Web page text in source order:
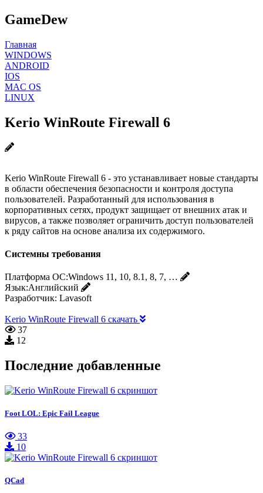
GameDew
Главная
WINDOWS
ANDROID
IOS
MAC OS
LINUX
Kerio WinRoute Firewall 6
Kerio WinRoute Firewall 6 - это устанавливает новые стандарты
в области обеспечения безопасности и контроля доступа
пользователей. Разработанный для использования в
корпоративных сетях, продукт защищает от внешних атак и
вирусов, а также позволяет ограничить доступ пользователей
к ряду сайтов на основе анализа их содержимого.
Системны требования
Платформа ОС:Windows 11, 10, 8.1, 8, 7, …
Язык:Английский
Разработчик: Lavasoft
Kerio WinRoute Firewall 6 скачать
37
12
Последние добавленные
Foot LOL: Epic Fail League
33
10
QCad